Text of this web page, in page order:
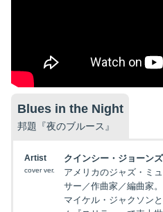
Blues in the Night
邦題『夜のブルース』
Artist
cover ver.
クインシー・ジョーンズ
アメリカのジャズ・ミ
サー／作曲家／編曲家。
マイケル・ジャクソン